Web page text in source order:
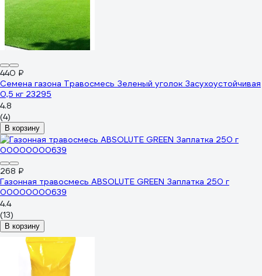
440 ₽
Семена газона Травосмесь Зеленый уголок Засухоустойчивая
0,5 кг 23295
4.8
(4)
В корзину
268 ₽
Газонная травосмесь ABSOLUTE GREEN Заплатка 250 г
00000000639
4.4
(13)
В корзину